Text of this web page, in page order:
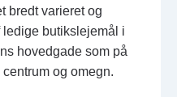
bredt varieret og
ledige butikslejemål i
hovedgade som på
og omegn.